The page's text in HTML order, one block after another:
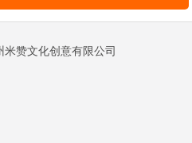
赞文化创意有限公司